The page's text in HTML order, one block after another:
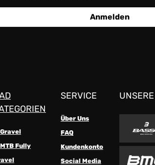
Anmelden
Fully
SERVICE
Über Uns
FAQ
Kundenkonto
Social Media